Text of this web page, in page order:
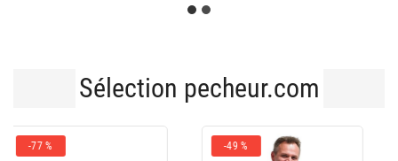
Sélection pecheur.com